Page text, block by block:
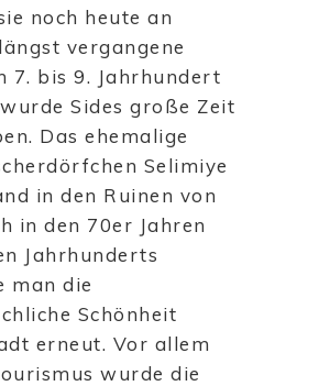
noch heute an
vergangene
7. bis 9. Jahrhundert
Sides große Zeit
Das ehemalige
Selimiye
in den Ruinen von
in den 70er Jahren
Jahrhunderts
man die
Schönheit
erneut. Vor allem
wurde die